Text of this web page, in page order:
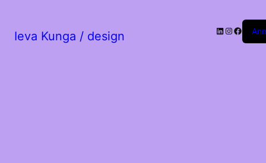
Ieva Kunga / design LinkedIn
Instagram